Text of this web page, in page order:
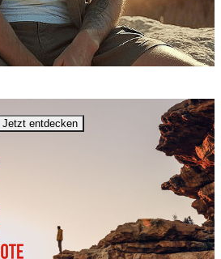
Jetzt entdecken